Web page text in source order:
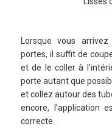
Lorsque vous
portes, il suffit de
et de le coller à
porte autant que
et collez autour des
encore, l’application
correcte.